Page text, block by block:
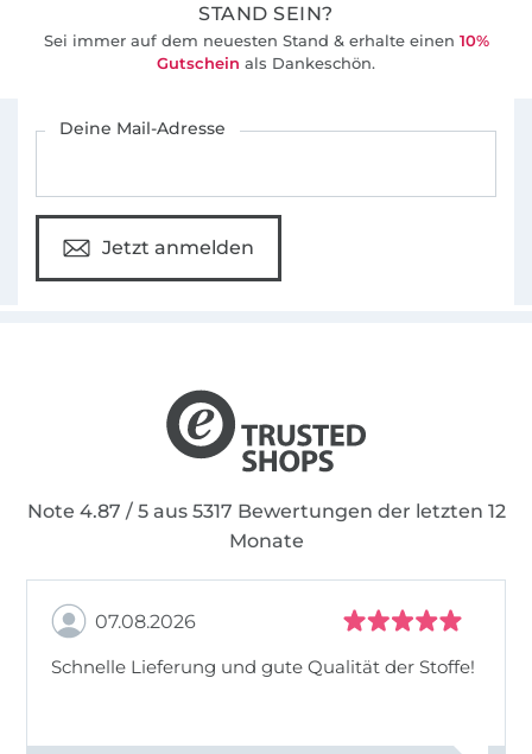
unterschiedliche Halsausschnitte, Ärmel oder
Längen wichtig. Mit den ausführlichen,
bebilderten Nähanleitungen können auch
Lieblingsgarderobe anfertigen.
STAND SEIN?
Sei immer auf dem neuesten Stand & erhalte einen 10%
Gutschein als Dankeschön.
Deine Mail-Adresse
Jetzt anmelden
Note 4.87 / 5 aus 5317 Bewertungen der letzten 12
Monate
07.08.2026
Schnelle Lieferung und gute Qualität der Stoffe!